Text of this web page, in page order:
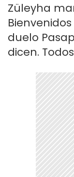
Züleyha
duelo
dicen.